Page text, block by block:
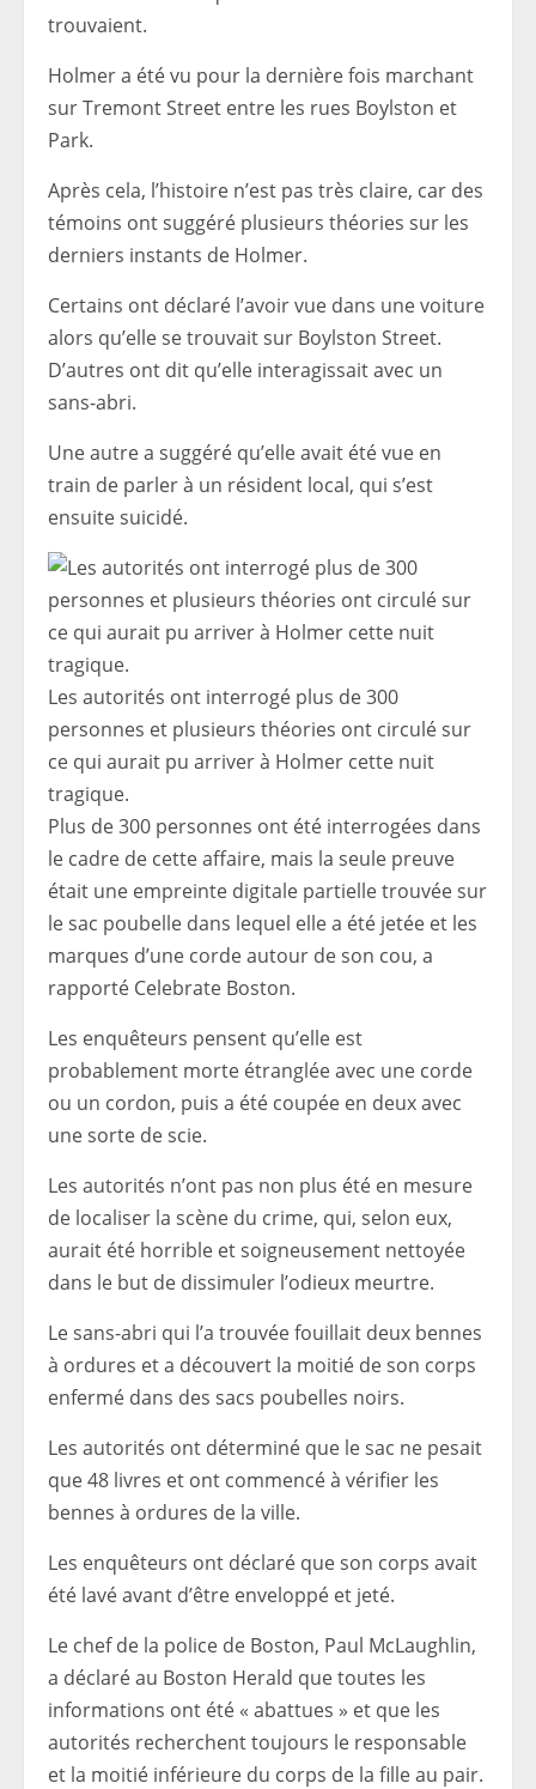
trouvaient.
Holmer a été vu pour la dernière fois marchant
sur Tremont Street entre les rues Boylston et
Park.
Après cela, l’histoire n’est pas très claire, car des
témoins ont suggéré plusieurs théories sur les
derniers instants de Holmer.
Certains ont déclaré l’avoir vue dans une voiture
alors qu’elle se trouvait sur Boylston Street.
D’autres ont dit qu’elle interagissait avec un
sans-abri.
Une autre a suggéré qu’elle avait été vue en
train de parler à un résident local, qui s’est
ensuite suicidé.
Les autorités ont interrogé plus de 300
personnes et plusieurs théories ont circulé sur
ce qui aurait pu arriver à Holmer cette nuit
tragique.
Plus de 300 personnes ont été interrogées dans
le cadre de cette affaire, mais la seule preuve
était une empreinte digitale partielle trouvée sur
le sac poubelle dans lequel elle a été jetée et les
marques d’une corde autour de son cou, a
rapporté Celebrate Boston.
Les enquêteurs pensent qu’elle est
probablement morte étranglée avec une corde
ou un cordon, puis a été coupée en deux avec
une sorte de scie.
Les autorités n’ont pas non plus été en mesure
de localiser la scène du crime, qui, selon eux,
aurait été horrible et soigneusement nettoyée
dans le but de dissimuler l’odieux meurtre.
Le sans-abri qui l’a trouvée fouillait deux bennes
à ordures et a découvert la moitié de son corps
enfermé dans des sacs poubelles noirs.
Les autorités ont déterminé que le sac ne pesait
que 48 livres et ont commencé à vérifier les
bennes à ordures de la ville.
Les enquêteurs ont déclaré que son corps avait
été lavé avant d’être enveloppé et jeté.
Le chef de la police de Boston, Paul McLaughlin,
a déclaré au Boston Herald que toutes les
informations ont été « abattues » et que les
autorités recherchent toujours le responsable
et la moitié inférieure du corps de la fille au pair.